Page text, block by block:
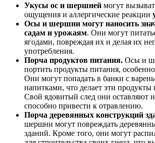
Укусы ос и шершней могут
ощущения и аллергические реакции
Осы и шершни могут наносить
садам и урожаям. Они могут
ягодами, повреждая их и делая их
употребления.
Порча продуктов питания. Осы и
портить продукты питания,
Они могут попадать в банки с
напитками, что делает эти
Свой ядовитый след они оставляют
способно привести к отравлению.
Порча деревянных конструкций
шершни могут повреждать
зданий. Кроме того, они могут